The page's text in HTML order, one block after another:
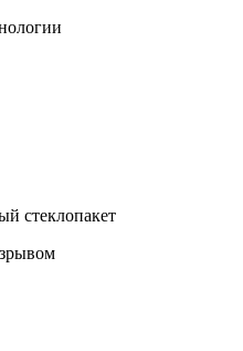
стеклопакет